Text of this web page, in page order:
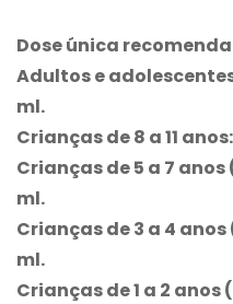
Dose única
Adultos e
ml.
Crianças de 8 a 11
Crianças de 5 a 7 anos
ml.
Crianças de 3 a 4 anos
ml.
Crianças de 1 a 2 anos